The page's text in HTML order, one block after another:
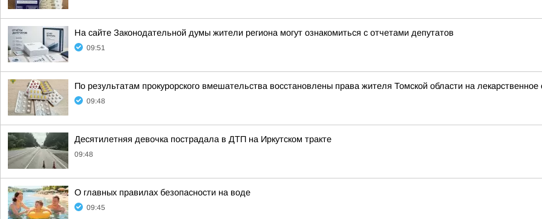
На сайте Законодательной думы жители региона могут ознакомиться с отчетами депутатов
09:51
По результатам прокурорского вмешательства восстановлены права жителя Томской области на
09:48
Десятилетняя девочка пострадала в ДТП на Иркутском тракте
09:48
О главных правилах безопасности на воде
09:45